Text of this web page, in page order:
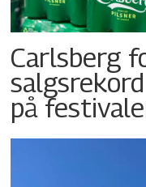
Carlsberg
på